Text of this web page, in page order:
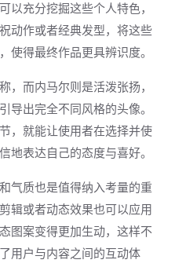
以充分挖掘这些个人特色，
动作或者经典发型，将这些
使得最终作品更具辨识度。
，而内马尔则是活泼张扬，
导出完全不同风格的头像。
，就能让使用者在选择并使
地表达自己的态度与喜好。
气质也是值得纳入考量的重
辑或者动态效果也可以应用
图案变得更加生动，这样不
用户与内容之间的互动体